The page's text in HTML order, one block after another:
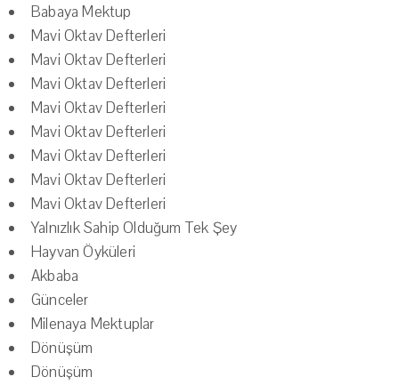
Babaya Mektup
Mavi Oktav Defterleri
Mavi Oktav Defterleri
Mavi Oktav Defterleri
Mavi Oktav Defterleri
Mavi Oktav Defterleri
Mavi Oktav Defterleri
Mavi Oktav Defterleri
Mavi Oktav Defterleri
Yalnızlık Sahip Olduğum Tek Şey
Hayvan Öyküleri
Akbaba
Günceler
Milenaya Mektuplar
Dönüşüm
Dönüşüm